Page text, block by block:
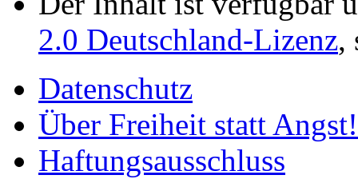
2.0 Deutschland-Lizenz,
Datenschutz
Über Freiheit statt Angst!
Haftungsausschluss